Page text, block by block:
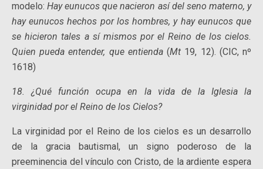
modelo:Hay eunucos que nacieron así del seno materno, y
hay eunucos hechos por los hombres, y hay eunucos que
se hicieron tales a sí mismos por el Reino de los cielos.
Quien pueda entender, que entienda(Mt 19, 12). (CIC, nº
1618)
18. ¿Qué función ocupa en la vida de la Iglesia la
virginidad por el Reino de los Cielos?
La virginidad por el Reino de los cielos es un desarrollo
de la gracia bautismal, un signo poderoso de la
preeminencia del vínculo con Cristo, de la ardiente espera